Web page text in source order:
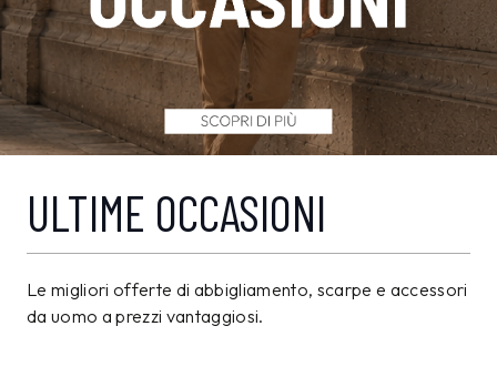
ULTIME OCCASIONI
Le migliori offerte di abbigliamento, scarpe e accessori
da uomo a prezzi vantaggiosi.